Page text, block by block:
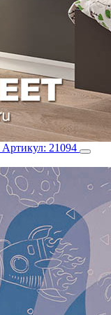
Артикул: 21094